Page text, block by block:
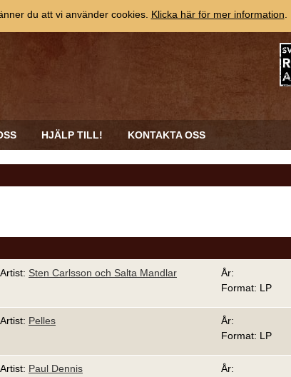
HJÄLP TILL! KONTAKTA OSS
Artist: Sten Carlsson och Salta Mandlar
År:
Format: LP
Artist: Pelles
År:
Format: LP
Artist: Paul Dennis
År:
du att vi använder cookies. Klicka här för mer information